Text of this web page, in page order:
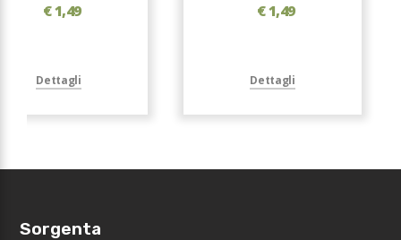
€ 1,49
Dettagli
€ 1,49
Dettagli
Sorgenta